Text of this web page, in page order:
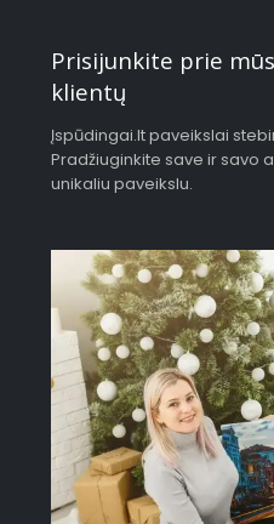
Prisijunkite prie
klientų
Įspūdingai.lt paveikslai
Pradžiuginkite save ir savo
unikaliu paveikslu.